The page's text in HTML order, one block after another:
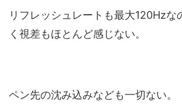
リフレッシュレートも最大120Hzな
く視差もほとんど感じない。
ペン先の沈み込みなども一切ない。